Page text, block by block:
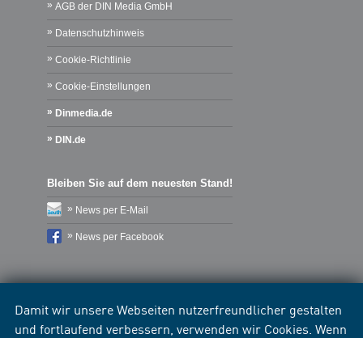
Damit wir unsere Webseiten nutzerfreundlicher gestalten
und fortlaufend verbessern, verwenden wir Cookies. Wenn
AGB der DIN Media GmbH
Datenschutzhinweis
Cookie-Richtlinie
Cookie-Einstellungen
Dinmedia.de
DIN.de
Bleiben Sie auf dem neuesten Stand!
News per E-Mail
News per Facebook